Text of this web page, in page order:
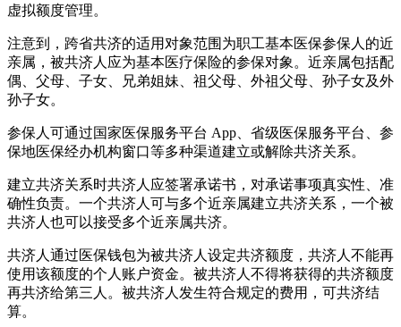
虚拟额度管理。
注意到，跨省共济的适用对象范围为职工基本医保参保人的近
亲属，被共济人应为基本医疗保险的参保对象。近亲属包括配
偶、父母、子女、兄弟姐妹、祖父母、外祖父母、孙子女及外
孙子女。
参保人可通过国家医保服务平台 App、省级医保服务平台、参
保地医保经办机构窗口等多种渠道建立或解除共济关系。
建立共济关系时共济人应签署承诺书，对承诺事项真实性、准
确性负责。一个共济人可与多个近亲属建立共济关系，一个被
共济人也可以接受多个近亲属共济。
共济人通过医保钱包为被共济人设定共济额度，共济人不能再
使用该额度的个人账户资金。被共济人不得将获得的共济额度
再共济给第三人。被共济人发生符合规定的费用，可共济结
算。